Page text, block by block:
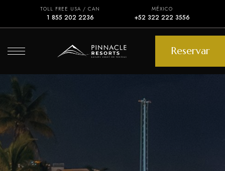
TOLL FREE USA / CAN
1 855 202 2236
MÉXICO
+52 322 222 3556
Reservar